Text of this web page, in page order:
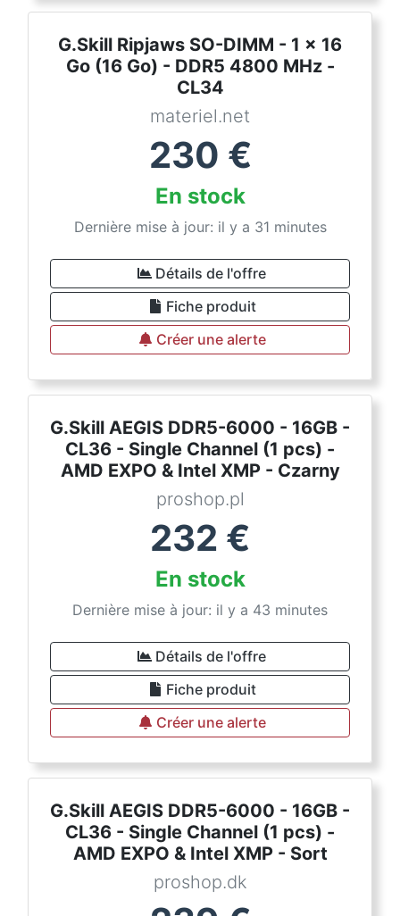
G.Skill Ripjaws SO-DIMM - 1 x 16
Go (16 Go) - DDR5 4800 MHz -
CL34
materiel.net
230 €
En stock
Dernière mise à jour: il y a 31 minutes
Détails de l'offre
Fiche produit
Créer une alerte
G.Skill AEGIS DDR5-6000 - 16GB -
CL36 - Single Channel (1 pcs) -
AMD EXPO & Intel XMP - Czarny
proshop.pl
232 €
En stock
Dernière mise à jour: il y a 43 minutes
Détails de l'offre
Fiche produit
Créer une alerte
G.Skill AEGIS DDR5-6000 - 16GB -
CL36 - Single Channel (1 pcs) -
AMD EXPO & Intel XMP - Sort
proshop.dk